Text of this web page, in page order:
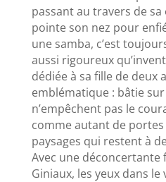
passant au travers de sa
pointe son nez pour
une samba, c’est
aussi rigoureux
dédiée à sa fille de deux
emblématique : bâtie
n’empêchent pas le
comme autant de
paysages qui restent à
Avec une déconcertante
Giniaux, les yeux dans le